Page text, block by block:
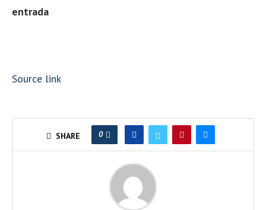
entrada
Source link
SHARE 0